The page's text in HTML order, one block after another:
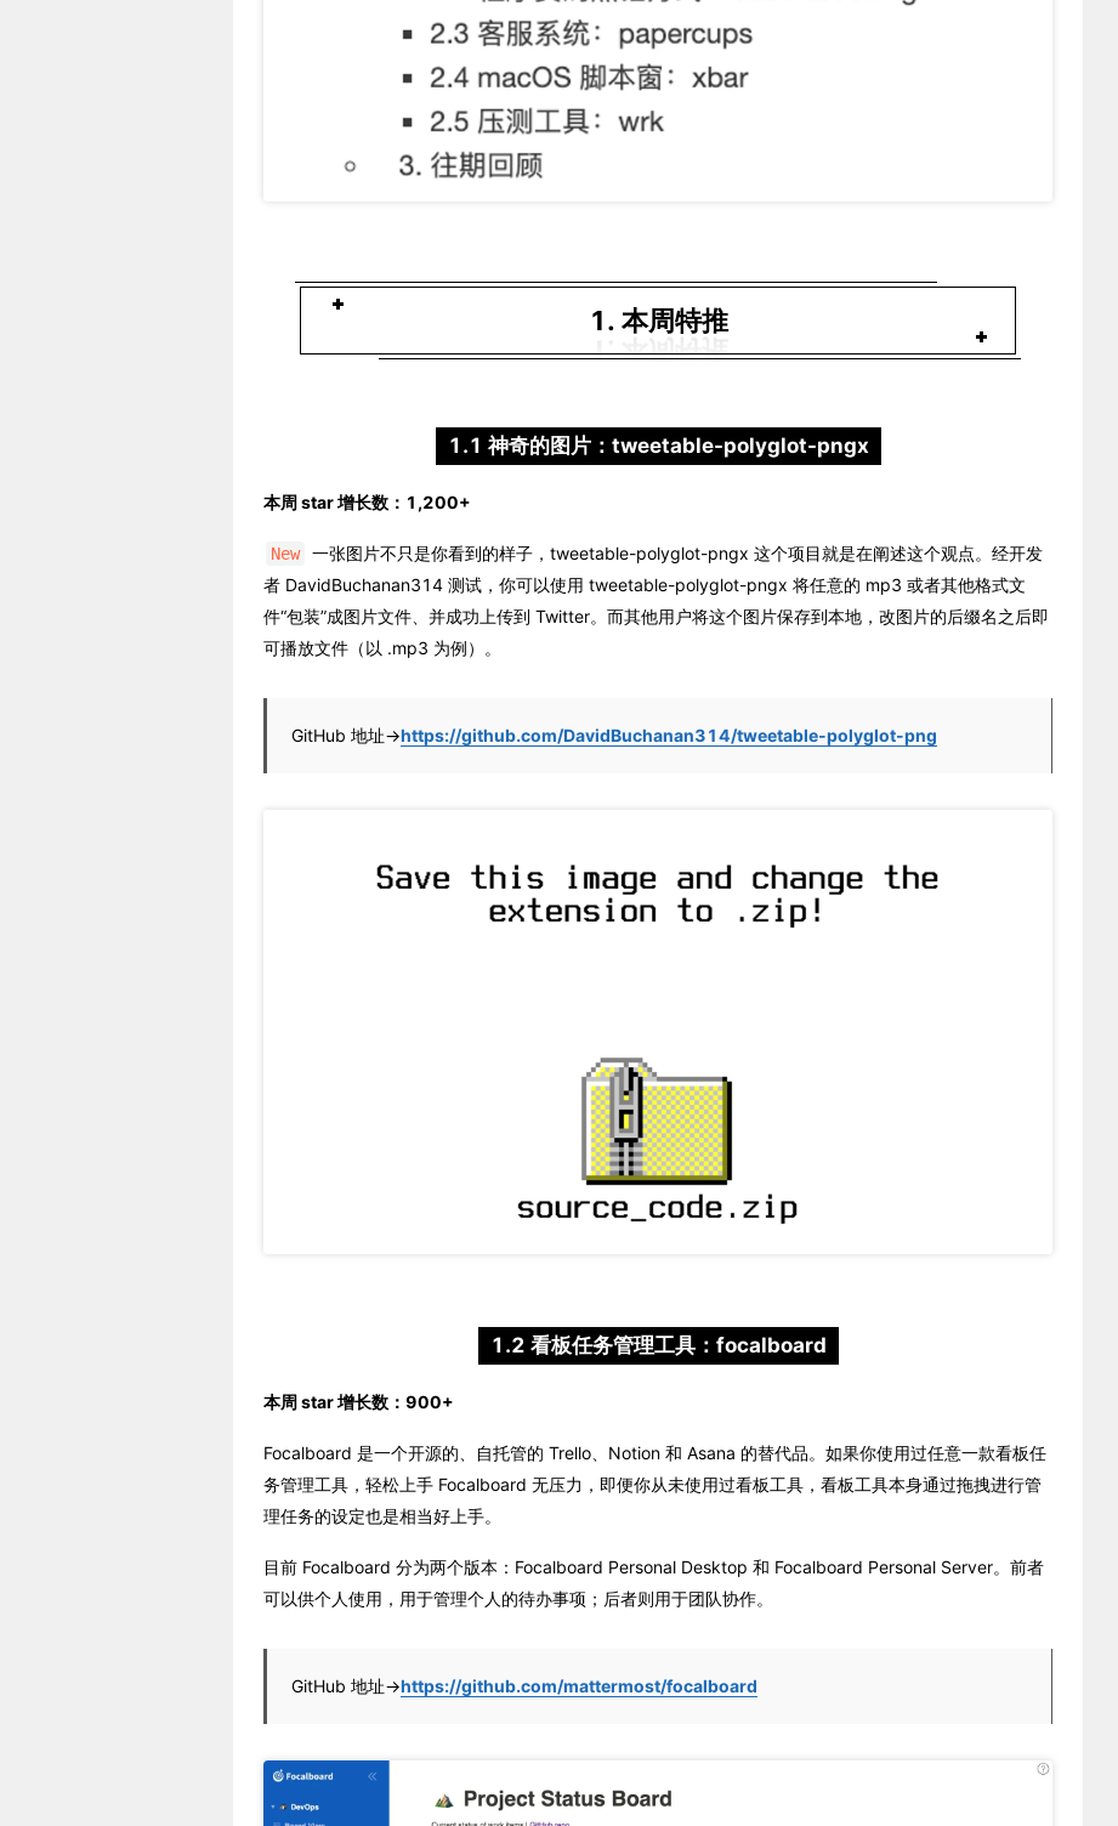
1. 本周特推
1.1 神奇的图片：tweetable-polyglot-pngx
本周 star 增长数：1,200+
New
一张图片不只是你看到的样子，tweetable-polyglot-pngx 这个项目就是在阐述这个观点。经开发
者 DavidBuchanan314 测试，你可以使用 tweetable-polyglot-pngx 将任意的 mp3 或者其他格式文
件“包装”成图片文件、并成功上传到 Twitter。而其他用户将这个图片保存到本地，改图片的后缀名之后即
可播放文件（以 .mp3 为例）。
GitHub 地址→https://github.com/DavidBuchanan314/tweetable-polyglot-png
1.2 看板任务管理工具：focalboard
本周 star 增长数：900+
Focalboard 是一个开源的、自托管的 Trello、Notion 和 Asana 的替代品。如果你使用过任意一款看板任
务管理工具，轻松上手 Focalboard 无压力，即便你从未使用过看板工具，看板工具本身通过拖拽进行管
理任务的设定也是相当好上手。
目前 Focalboard 分为两个版本：Focalboard Personal Desktop 和 Focalboard Personal Server。前者
可以供个人使用，用于管理个人的待办事项；后者则用于团队协作。
GitHub 地址→https://github.com/mattermost/focalboard